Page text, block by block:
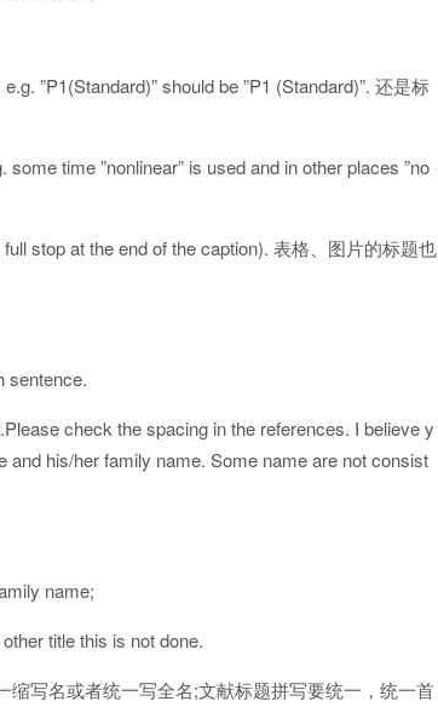
”P1(Standard)” should be ”P1 (Standard)”. 还是标
time ”nonlinear” is used and in other places ”no
stop at the end of the caption). 表格、图片的标题也
sentence.
check the spacing in the references. I believe y
and his/her family name. Some name are not consist
name;
title this is not done.
写名或者统一写全名;文献标题拼写要统一，统一首